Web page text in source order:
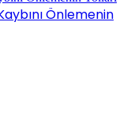
Önlemenin